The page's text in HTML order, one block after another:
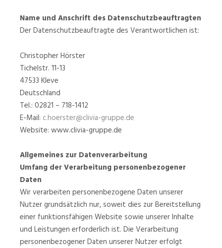
Name und Anschrift des Datenschutzbeauftragten
Der Datenschutzbeauftragte des Verantwortlichen ist:
Christopher Hörster
Tichelstr. 11-13
47533 Kleve
Deutschland
Tel.: 02821 – 718-1412
E-Mail: c.hoerster@clivia-gruppe.de
Website: www.clivia-gruppe.de
Allgemeines zur Datenverarbeitung
Umfang der Verarbeitung personenbezogener
Daten
Wir verarbeiten personenbezogene Daten unserer
Nutzer grundsätzlich nur, soweit dies zur Bereitstellung
einer funktionsfähigen Website sowie unserer Inhalte
und Leistungen erforderlich ist. Die Verarbeitung
personenbezogener Daten unserer Nutzer erfolgt